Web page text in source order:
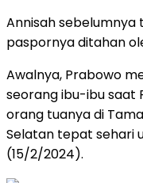
Annisah
paspornya ditahan
Awalnya, Prabowo
seorang ibu-ibu saat
orang tuanya di
Selatan tepat sehari
(15/2/2024).